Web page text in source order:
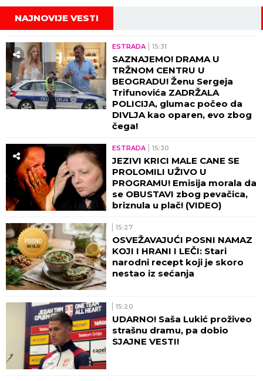
NAJNOVIJE VESTI
ESTRADA 15:31
SAZNAJEMO! DRAMA U
TRŽNOM CENTRU U
BEOGRADU! Ženu Sergeja
Trifunovića ZADRŽALA
POLICIJA, glumac počeo da
DIVLJA kao oparen, evo zbog
čega!
ESTRADA 15:30
JEZIVI KRICI MALE CANE SE
PROLOMILI UŽIVO U
PROGRAMU! Emisija morala da
se OBUSTAVI zbog pevačica,
briznula u plač! (VIDEO)
15:27
OSVEŽAVAJUĆI POSNI NAMAZ
KOJI I HRANI I LEČI: Stari
narodni recept koji je skoro
nestao iz sećanja
15:20
UDARNO! Saša Lukić proživeo
strašnu dramu, pa dobio
SJAJNE VESTI!